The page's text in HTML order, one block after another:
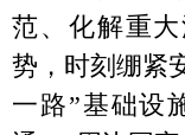
分享: